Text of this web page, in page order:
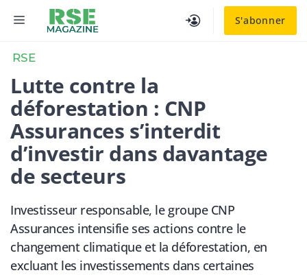
S'abonner
MENU
RSE
Lutte contre la
déforestation : CNP
Assurances s’interdit
d’investir dans davantage
de secteurs
Investisseur responsable, le groupe CNP
Assurances intensifie ses actions contre le
changement climatique et la déforestation, en
excluant les investissements dans certaines